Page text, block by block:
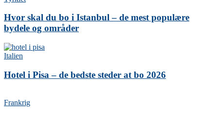
Hvor skal du bo i Istanbul – de mest populære
bydele og områder
Italien
Hotel i Pisa – de bedste steder at bo 2026
Frankrig